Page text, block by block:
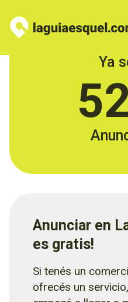
Ya
Anunciar en
es gratis!
Si tenés un
ofrecés un